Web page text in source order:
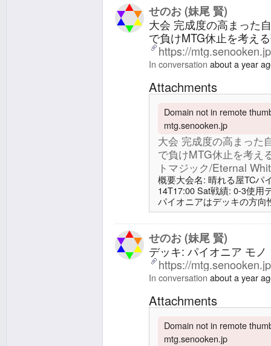
ナルホワイトマジック/
北があり、あまり乗
せのお (妹尾 賢)
大会 完成度の高まった
で負けMTG休止を考え
https://
In conversation about a year
Attachments
Domain not in remote
mtg.senooken.jp
大会 完成度の高まった
で負けMTG休止を考え
トマジック/Eternal
概要大会名: 晴れる屋TCパ
14T17:00 Sat戦績: 0-3使用
パイオニアはデッキの方
1-2 | エターナルホワイト
黒をタッチしたデッキ。
る。Game1G: こちらの土
せのお (妹尾 賢)
デッキ: パイオニア モ
https://
In conversation about a year
Attachments
Domain not in remote
mtg.senooken.jp